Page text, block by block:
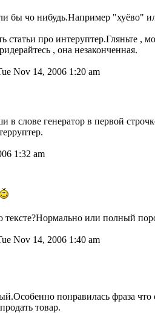
бы чо нибудь.Например "хуёво"
статьи про интеруптер.Гляньте ,
, она незаконченная.
Nov 14, 2006 1:20 am
в слове генератор в первой
1:32 am
тексте?Нормально или полный
Nov 14, 2006 1:40 am
понравилась фраза
товар.